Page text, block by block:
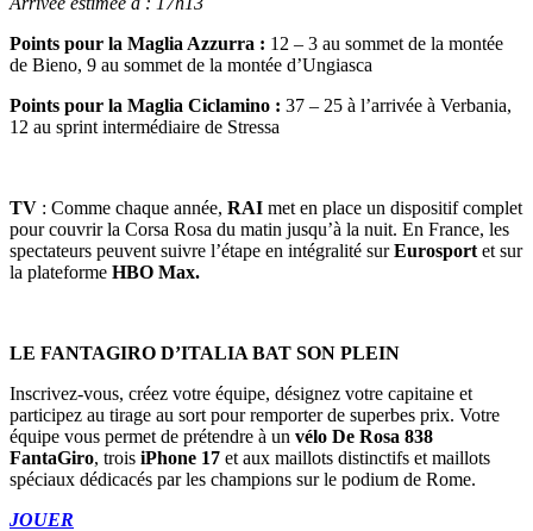
Points pour la Maglia Azzurra : 12 – 3 au sommet de la montée
de Bieno, 9 au sommet de la montée d’Ungiasca
Points pour la Maglia Ciclamino : 37 – 25 à l’arrivée à Verbania,
12 au sprint intermédiaire de Stressa
TV : Comme chaque année, RAI met en place un dispositif complet
pour couvrir la Corsa Rosa du matin jusqu’à la nuit. En France, les
spectateurs peuvent suivre l’étape en intégralité surEurosport et sur
la plateforme HBO Max.
LE FANTAGIRO D’ITALIA BAT SON PLEIN
Inscrivez-vous, créez votre équipe, désignez votre capitaine et
participez au tirage au sort pour remporter de superbes prix. Votre
équipe vous permet de prétendre à un vélo De Rosa 838
FantaGiro, trois iPhone 17 et aux maillots distinctifs et maillots
spéciaux dédicacés par les champions sur le podium de Rome.
JOUER